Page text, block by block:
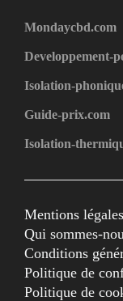
Mondaycbd.com
Developpement-
Isolation-
Guide-prix.com
Isolation-
Mentions légales
Qui sommes-
Conditions
Politique de
Politique de